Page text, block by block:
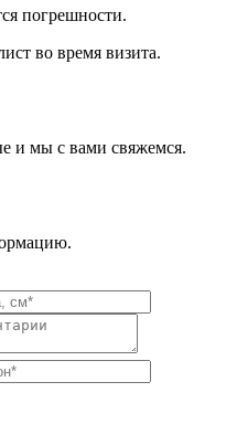
погрешности.
во время визита.
и мы с вами свяжемся.